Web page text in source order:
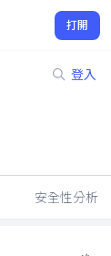
打開
登入
安全性分析